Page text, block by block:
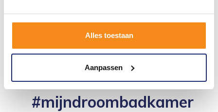
Alles toestaan
Aanpassen
Meer info Meer info
1 2
#mijndroombadkamer